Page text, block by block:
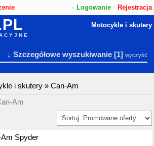
• Logowanie• Rejestracja
Motocykle i skutery
↓ Szczegółowe wyszukiwanie[1] wyczyść
i skutery »Can-Am
Am
Spyder